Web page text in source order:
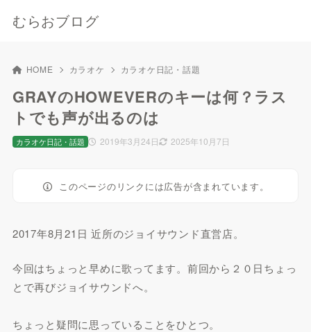
むらおブログ
HOME カラオケ カラオケ日記・話題
GRAYのHOWEVERのキーは何？ラス
トでも声が出るのは
2019年3月24日 2025年10月7日
カラオケ日記・話題
このページのリンクには広告が含まれています。
2017年8月21日 近所のジョイサウンド直営店。
今回はちょっと早めに歌ってます。前回から２０日ちょっ
とで再びジョイサウンドへ。
ちょっと疑問に思っていることをひとつ。